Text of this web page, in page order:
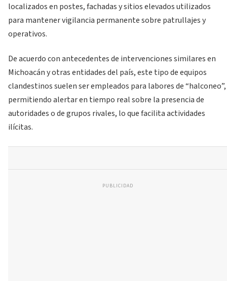
localizados en postes, fachadas y sitios elevados utilizados
para mantener vigilancia permanente sobre patrullajes y
operativos.
De acuerdo con antecedentes de intervenciones similares en
Michoacán y otras entidades del país, este tipo de equipos
clandestinos suelen ser empleados para labores de “halconeo”,
permitiendo alertar en tiempo real sobre la presencia de
autoridades o de grupos rivales, lo que facilita actividades
ilícitas.
PUBLICIDAD